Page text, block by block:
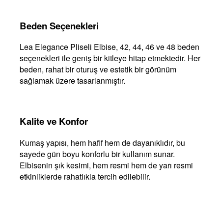
Beden Seçenekleri
Lea Elegance Pliseli Elbise, 42, 44, 46 ve 48 beden
seçenekleri ile geniş bir kitleye hitap etmektedir. Her
beden, rahat bir oturuş ve estetik bir görünüm
sağlamak üzere tasarlanmıştır.
Kalite ve Konfor
Kumaş yapısı, hem hafif hem de dayanıklıdır, bu
sayede gün boyu konforlu bir kullanım sunar.
Elbisenin şık kesimi, hem resmi hem de yarı resmi
etkinliklerde rahatlıkla tercih edilebilir.